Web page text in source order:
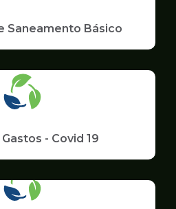
Saneamento Básico
- Covid 19